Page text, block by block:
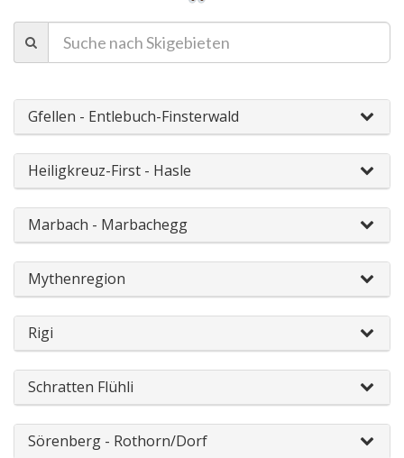
Gfellen - Entlebuch-Finsterwald
Heiligkreuz-First - Hasle
Marbach - Marbachegg
Mythenregion
Rigi
Schratten Flühli
Sörenberg - Rothorn/Dorf